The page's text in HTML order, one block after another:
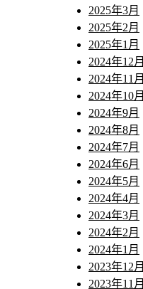
2025年3月
2025年2月
2025年1月
2024年12月
2024年11月
2024年10月
2024年9月
2024年8月
2024年7月
2024年6月
2024年5月
2024年4月
2024年3月
2024年2月
2024年1月
2023年12月
2023年11月